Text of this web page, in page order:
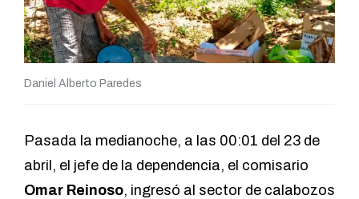
Daniel Alberto Paredes
Pasada la medianoche, a las 00:01 del 23 de
abril, el jefe de la dependencia, el comisario
Omar Reinoso, ingresó al sector de calabozos